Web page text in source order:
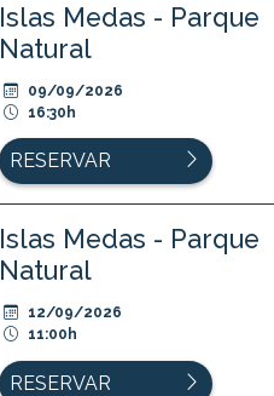
Islas Medas - Parque
Natural
09/09/2026
16:30h
RESERVAR
Islas Medas - Parque
Natural
12/09/2026
11:00h
RESERVAR